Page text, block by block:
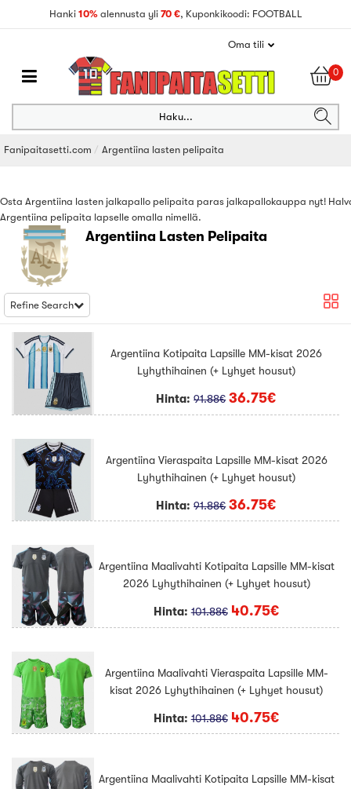
Hanki 10% alennusta yli 70 €, Kuponkikoodi: FOOTBALL
Oma tili
0
Haku...
Fanipaitasetti.com Argentiina lasten pelipaita
Osta Argentiina lasten jalkapallo pelipaita paras jalkapallokauppa nyt!
Argentiina pelipaita lapselle omalla nimellä.
Argentiina Lasten Pelipaita
Refine Search
Argentiina Kotipaita Lapsille MM-kisat 2026
Lyhythihainen (+ Lyhyet housut)
Hinta:91.88€ 36.75€
Argentiina Vieraspaita Lapsille MM-kisat 2026
Lyhythihainen (+ Lyhyet housut)
Hinta:91.88€ 36.75€
Argentiina Maalivahti Kotipaita Lapsille MM-kisat
2026 Lyhythihainen (+ Lyhyet housut)
Hinta:101.88€ 40.75€
Argentiina Maalivahti Vieraspaita Lapsille MM-
kisat 2026 Lyhythihainen (+ Lyhyet housut)
Hinta:101.88€ 40.75€
Argentiina Maalivahti Kotipaita Lapsille MM-kisat